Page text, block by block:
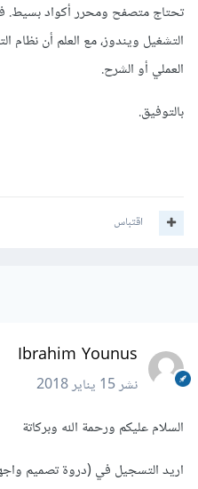
تحتاج متصفح ومحرر أكواد بسيط.
التشغيل ويندوز، مع العلم أن نظام
العملي أو الشرح.
بالتوفيق.
اقتباس
Ibrahim Younus
نشر15 يناير 2018
السلام عليكم ورحمة الله وبركاتة
اريد التسجيل في (دروة تصميم